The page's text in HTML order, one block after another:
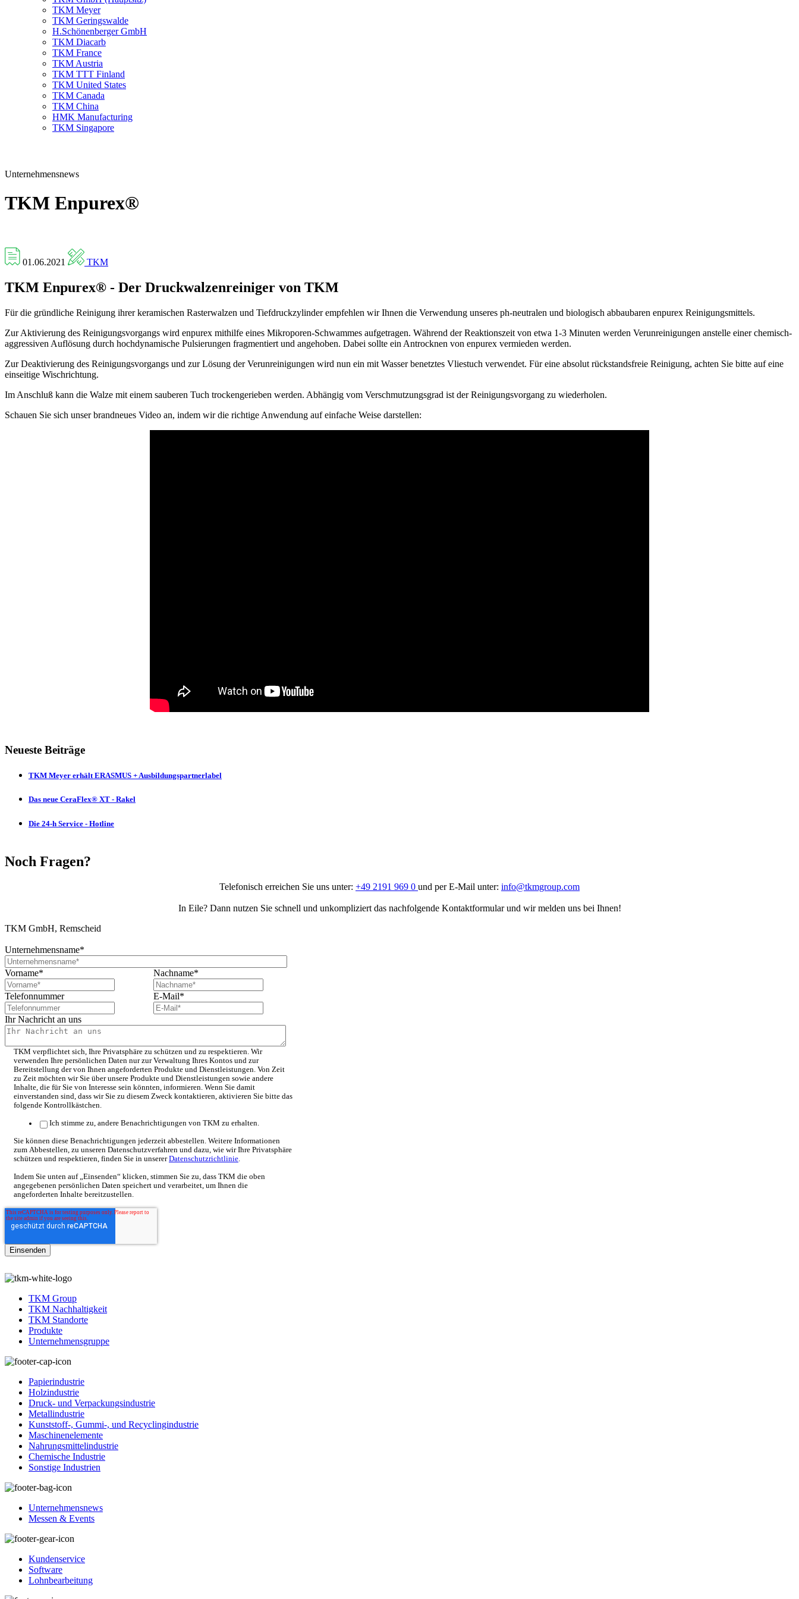
TKM Meyer
TKM Geringswalde
H.Schönenberger GmbH
TKM Diacarb
TKM France
TKM Austria
TKM TTT Finland
TKM United States
TKM Canada
TKM China
HMK Manufacturing
TKM Singapore
Unternehmensnews
TKM Enpurex®
01.06.2021 TKM
TKM Enpurex® - Der Druckwalzenreiniger von TKM
Für die gründliche Reinigung ihrer keramischen Rasterwalzen und Tiefdruckzylinder empfehlen wir Ihnen die Verwendung unseres ph-neutralen und biologisch abbaubaren enpurex Reinigungsmittels.
Zur Aktivierung des Reinigungsvorgangs wird enpurex mithilfe eines Mikroporen-Schwammes aufgetragen. Während der Reaktionszeit von etwa 1-3 Minuten werden Verunreinigungen anstelle einer chemisch-
aggressiven Auflösung durch hochdynamische Pulsierungen fragmentiert und angehoben. Dabei sollte ein Antrocknen von enpurex vermieden werden.
Zur Deaktivierung des Reinigungsvorgangs und zur Lösung der Verunreinigungen wird nun ein mit Wasser benetztes Vliestuch verwendet. Für eine absolut rückstandsfreie Reinigung, achten Sie bitte auf eine
einseitige Wischrichtung.
Im Anschluß kann die Walze mit einem sauberen Tuch trockengerieben werden. Abhängig vom Verschmutzungsgrad ist der Reinigungsvorgang zu wiederholen.
Schauen Sie sich unser brandneues Video an, indem wir die richtige Anwendung auf einfache Weise darstellen:
Neueste Beiträge
TKM Meyer erhält ERASMUS + Ausbildungspartnerlabel
Das neue CeraFlex® XT - Rakel
Die 24-h Service - Hotline
Noch Fragen?
Telefonisch erreichen Sie uns unter: +49 2191 969 0 und per E-Mail unter: info@tkmgroup.com
In Eile? Dann nutzen Sie schnell und unkompliziert das nachfolgende Kontaktformular und wir melden uns bei Ihnen!
TKM GmbH, Remscheid
Unternehmensname*
Vorname* Nachname*
Telefonnummer E-Mail*
Ihr Nachricht an uns
TKM verpflichtet sich, Ihre Privatsphäre zu schützen und zu respektieren. Wir
verwenden Ihre persönlichen Daten nur zur Verwaltung Ihres Kontos und zur
Bereitstellung der von Ihnen angeforderten Produkte und Dienstleistungen. Von Zeit
zu Zeit möchten wir Sie über unsere Produkte und Dienstleistungen sowie andere
Inhalte, die für Sie von Interesse sein könnten, informieren. Wenn Sie damit
einverstanden sind, dass wir Sie zu diesem Zweck kontaktieren, aktivieren Sie bitte das
folgende Kontrollkästchen.
Ich stimme zu, andere Benachrichtigungen von TKM zu erhalten.
Sie können diese Benachrichtigungen jederzeit abbestellen. Weitere Informationen
zum Abbestellen, zu unseren Datenschutzverfahren und dazu, wie wir Ihre Privatsphäre
schützen und respektieren, finden Sie in unsererDatenschutzrichtlinie.
Indem Sie unten auf „Einsenden“ klicken, stimmen Sie zu, dass TKM die oben
angegebenen persönlichen Daten speichert und verarbeitet, um Ihnen die
angeforderten Inhalte bereitzustellen.
TKM Group
TKM Nachhaltigkeit
TKM Standorte
Produkte
Unternehmensgruppe
Papierindustrie
Holzindustrie
Druck- und Verpackungsindustrie
Metallindustrie
Kunststoff-, Gummi-, und Recyclingindustrie
Maschinenelemente
Nahrungsmittelindustrie
Chemische Industrie
Sonstige Industrien
Unternehmensnews
Messen & Events
Kundenservice
Software
Lohnbearbeitung